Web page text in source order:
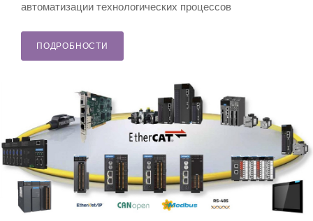
автоматизации технологических процессов
ПОДРОБНОСТИ